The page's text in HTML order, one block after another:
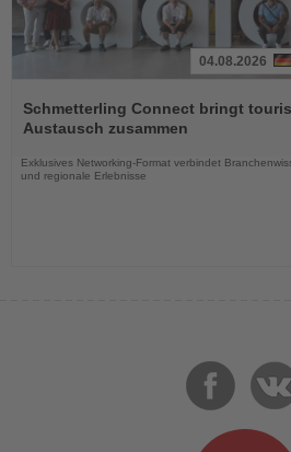
Sie
die
04.08.2026
Schmetterling Connect bringt
Austausch zusammen
Exklusives Networking-Format verbindet
und regionale Erlebnisse